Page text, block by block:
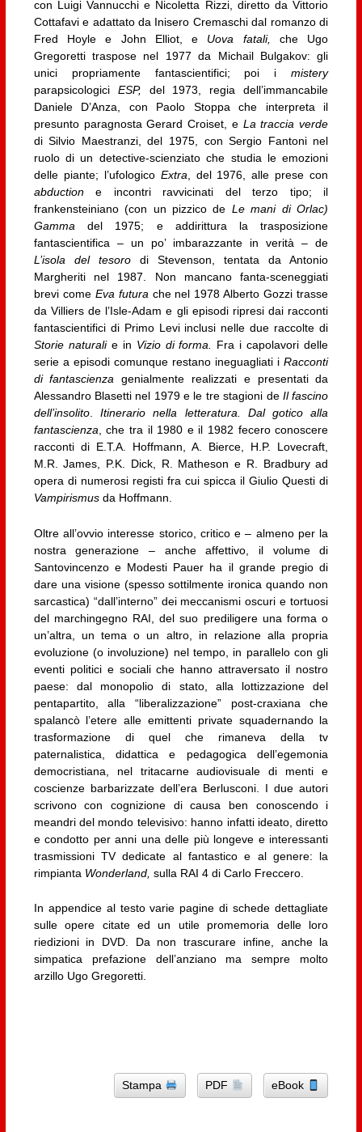
con Luigi Vannucchi e Nicoletta Rizzi, diretto da Vittorio
Cottafavi e adattato da Inisero Cremaschi dal romanzo di
Fred Hoyle e John Elliot, e Uova fatali, che Ugo
Gregoretti traspose nel 1977 da Michail Bulgakov: gli
unici propriamente fantascientifici; poi imistery
parapsicologici ESP, del 1973, regia dell’immancabile
Daniele D’Anza, con Paolo Stoppa che interpreta il
presunto paragnosta Gerard Croiset, e La traccia verde
di Silvio Maestranzi, del 1975, con Sergio Fantoni nel
ruolo di un detective-scienziato che studia le emozioni
delle piante; l’ufologico Extra, del 1976, alle prese con
abductione incontri ravvicinati del terzo tipo; il
frankensteiniano (con un pizzico de Le mani di Orlac)
Gamma del 1975; e addirittura la trasposizione
fantascientifica – un po’ imbarazzante in verità – de
L’isola del tesoro di Stevenson, tentata da Antonio
Margheriti nel 1987. Non mancano fanta-sceneggiati
brevi come Eva futurache nel 1978 Alberto Gozzi trasse
da Villiers de l’Isle-Adam e gli episodi ripresi dai racconti
fantascientifici di Primo Levi inclusi nelle due raccolte di
Storie naturali e in Vizio di forma. Fra i capolavori delle
serie a episodi comunque restano ineguagliati iRacconti
di fantascienza genialmente realizzati e presentati da
Alessandro Blasetti nel 1979 e le tre stagioni de Il fascino
dell’insolito. Itinerario nella letteratura. Dal gotico alla
fantascienza, che tra il 1980 e il 1982 fecero conoscere
racconti di E.T.A. Hoffmann, A. Bierce, H.P. Lovecraft,
M.R. James, P.K. Dick, R. Matheson e R. Bradbury ad
opera di numerosi registi fra cui spicca il Giulio Questi di
Vampirismusda Hoffmann.
Oltre all’ovvio interesse storico, critico e – almeno per la
nostra generazione – anche affettivo, il volume di
Santovincenzo e Modesti Pauer ha il grande pregio di
dare una visione (spesso sottilmente ironica quando non
sarcastica) “dall’interno” dei meccanismi oscuri e tortuosi
del marchingegno RAI, del suo prediligere una forma o
un’altra, un tema o un altro, in relazione alla propria
evoluzione (o involuzione) nel tempo, in parallelo con gli
eventi politici e sociali che hanno attraversato il nostro
paese: dal monopolio di stato, alla lottizzazione del
pentapartito, alla “liberalizzazione” post-craxiana che
spalancò l’etere alle emittenti private squadernando la
trasformazione di quel che rimaneva della tv
paternalistica, didattica e pedagogica dell’egemonia
democristiana, nel tritacarne audiovisuale di menti e
coscienze barbarizzate dell’era Berlusconi. I due autori
scrivono con cognizione di causa ben conoscendo i
meandri del mondo televisivo: hanno infatti ideato, diretto
e condotto per anni una delle più longeve e interessanti
trasmissioni TV dedicate al fantastico e al genere: la
rimpianta Wonderland, sulla RAI 4 di Carlo Freccero.
In appendice al testo varie pagine di schede dettagliate
sulle opere citate ed un utile promemoria delle loro
riedizioni in DVD. Da non trascurare infine, anche la
simpatica prefazione dell’anziano ma sempre molto
arzillo Ugo Gregoretti.
Stampa PDF eBook